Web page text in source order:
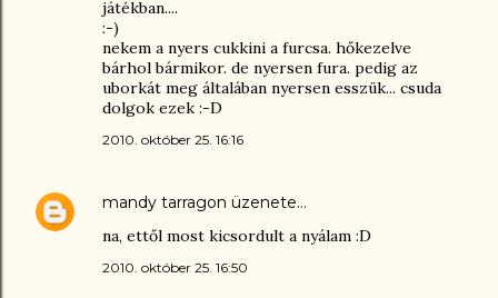
játékban....
:-)
nekem a nyers cukkini a furcsa. hőkezelve
bárhol bármikor. de nyersen fura. pedig az
uborkát meg általában nyersen esszük... csuda
dolgok ezek :-D
2010. október 25. 16:16
mandy tarragon üzenete…
na, ettől most kicsordult a nyálam :D
2010. október 25. 16:50